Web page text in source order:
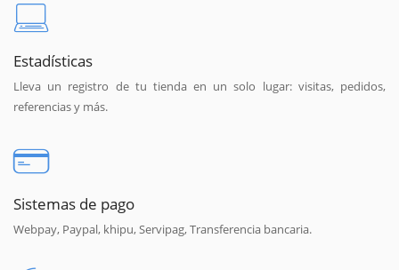
Estadísticas
Lleva un registro de tu tienda en un solo lugar: visitas, pedidos,
referencias y más.
Sistemas de pago
Webpay, Paypal, khipu, Servipag, Transferencia bancaria.